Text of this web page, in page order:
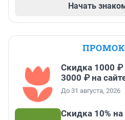
Начать
Скидка 1000 ₽
3000 ₽ на
До 31 августа, 2026
Скидка 10%